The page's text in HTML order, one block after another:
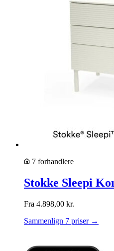
7 forhandlere
Stokke Sleepi
Fra 4.898,00 kr.
Sammenlign 7 priser →